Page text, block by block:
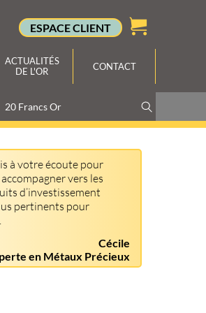
ESPACE CLIENT
ACTUALITÉS
DE L'OR
CONTACT
à votre écoute pour
vers les
d’investissement
pertinents pour
Cécile
en Métaux Précieux